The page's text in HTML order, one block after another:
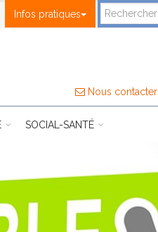
Infos pratiques
Nous contacter
SOCIAL-SANTÉ